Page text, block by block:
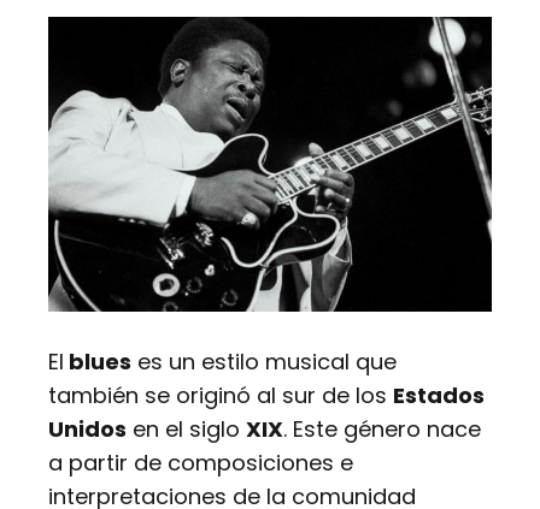
El blues es un estilo musical que
también se originó al sur de los Estados
Unidos en el siglo XIX. Este género nace
a partir de composiciones e
interpretaciones de la comunidad